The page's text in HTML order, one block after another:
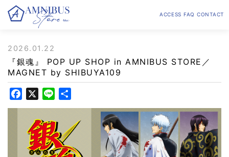
ACCESS FAQ CONTACT
2026.01.22
『銀魂』 POP UP SHOP in AMNIBUS STORE／
MAGNET by SHIBUYA109
a
e
X
i
e
有